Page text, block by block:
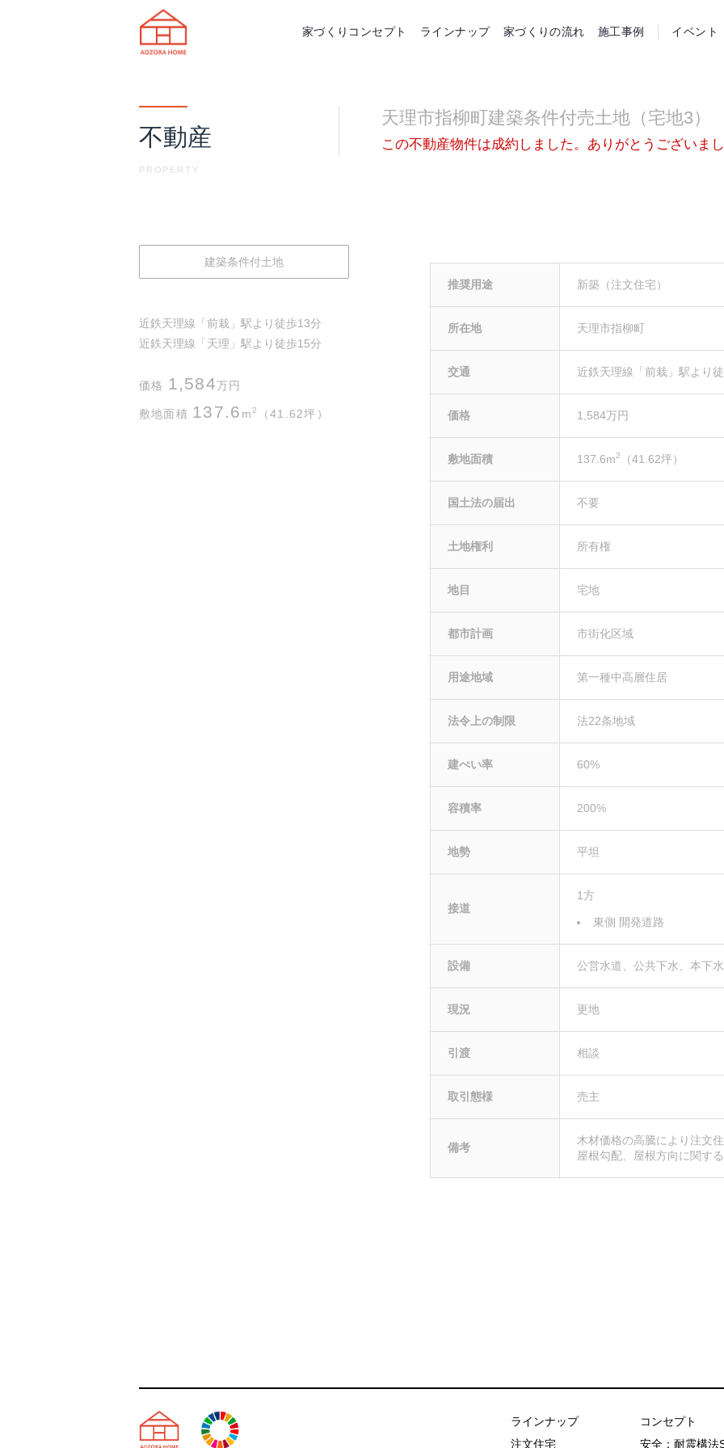
家づくりコンセプト
ラインナップ 家づくりの流れ 施工事例 イベント
不動産
PROPERTY
天理市指柳町建築条件付売土地（宅地3）
この不動産物件は成約しました。ありがとうございま
建築条件付土地
近鉄天理線「前栽」駅より徒歩13分
近鉄天理線「天理」駅より徒歩15分
価格 1,584万円
敷地面積 137.6 m2 （41.62坪）
推奨用途 新築 （注文住宅）
所在地 天理市指柳町
交通 近鉄天理線「前栽」駅より
価格 1,584万円
敷地面積 137.6m2 （41.62坪）
国土法の届出 不要
土地権利 所有権
地目 宅地
都市計画 市街化区域
用途地域 第一種中高層住居
法令上の制限 法22条地域
建ぺい率 60%
容積率 200%
地勢 平坦
接道
1方
東側 開発道路
設備 公営水道、公共下水、本下水
現況 更地
引渡 相談
取引態様 売主
備考
木材価格の高騰により注文
屋根勾配、屋根方向に関す
天理市の注文住宅は株式会社あおぞらホーム
ラインナップ
注文住宅
コンセプト
安全：耐震構法